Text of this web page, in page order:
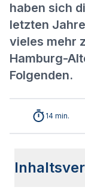
haben sich
letzten
vieles mehr
Hamburg-
Folgenden.
14 min.